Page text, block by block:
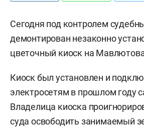
Сегодня под контролем
демонтирован незаконно
цветочный киоск на
Киоск был установлен и
электросетям в прошлом году
Владелица киоска
суда освободить занимаемый